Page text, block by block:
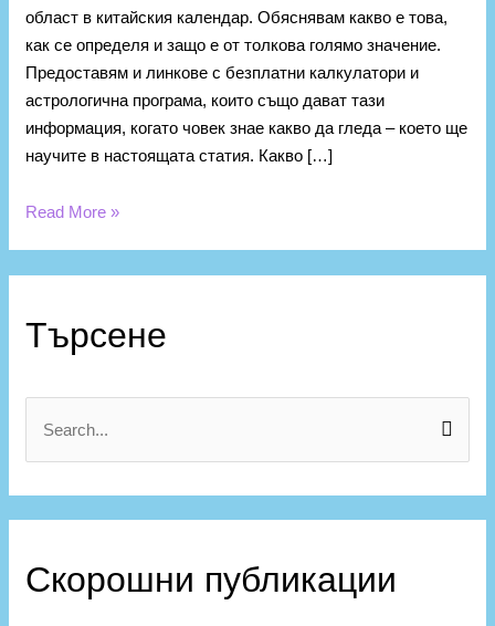
област в китайския календар. Обяснявам какво е това,
как се определя и защо е от толкова голямо значение.
Предоставям и линкове с безплатни калкулатори и
астрологична програма, които също дават тази
информация, когато човек знае какво да гледа – което ще
научите в настоящата статия. Какво […]
Read More »
Търсене
e
a
c
Скорошни публикации
а
и